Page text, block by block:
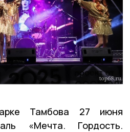
Тамбова 27 июня
«Мечта. Гордость.